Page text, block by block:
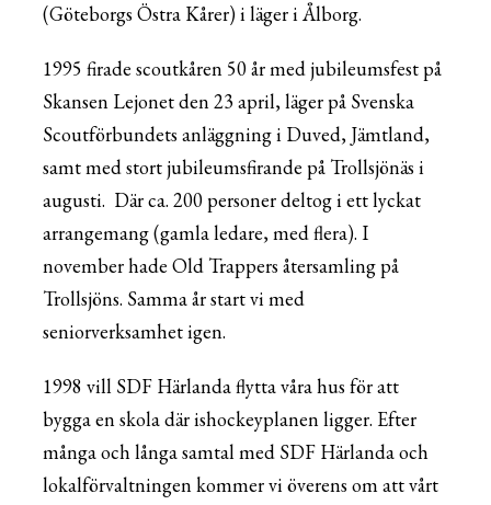
(Göteborgs Östra Kårer) i läger i Ålborg.
1995 firade scoutkåren 50 år med jubileumsfest på
Skansen Lejonet den 23 april, läger på Svenska
Scoutförbundets anläggning i Duved, Jämtland,
samt med stort jubileumsfirande på Trollsjönäs i
augusti. Där ca. 200 personer deltog i ett lyckat
arrangemang (gamla ledare, med flera). I
november hade Old Trappers återsamling på
Trollsjöns. Samma år start vi med
seniorverksamhet igen.
1998 vill SDF Härlanda flytta våra hus för att
bygga en skola där ishockeyplanen ligger. Efter
många och långa samtal med SDF Härlanda och
lokalförvaltningen kommer vi överens om att vårt